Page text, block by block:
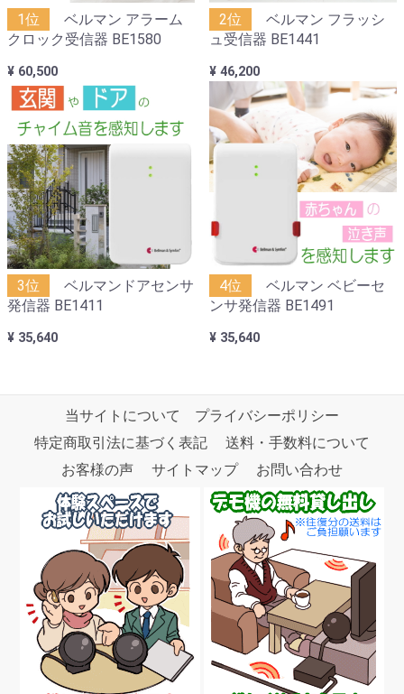
1位
ベルマン アラーム
クロック受信器 BE1580
¥ 60,500
2位
ベルマン フラッシ
ュ受信器 BE1441
¥ 46,200
3位
ベルマンドアセンサ
発信器 BE1411
¥ 35,640
4位
ベルマン ベビーセ
ンサ発信器 BE1491
¥ 35,640
当サイトについて
プライバシーポリシー
特定商取引法に基づく表記
送料・手数料について
お客様の声
サイトマップ お問い合わせ